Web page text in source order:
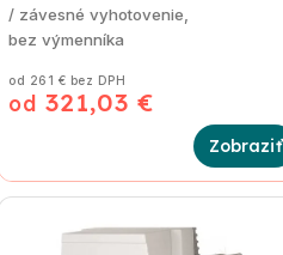
od 261 € bez DPH
od 321,03 €
/ závesné vyhotovenie,
bez výmenníka